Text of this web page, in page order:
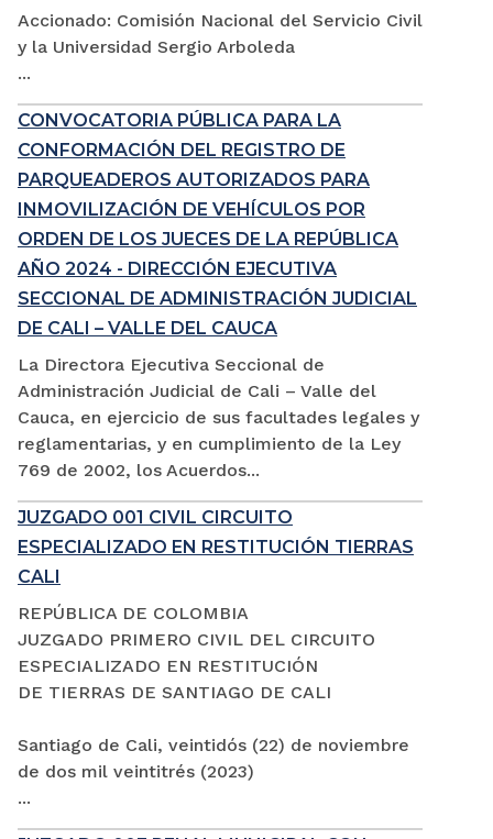
Accionado: Comisión Nacional del Servicio Civil
y la Universidad Sergio Arboleda
...
CONVOCATORIA PÚBLICA PARA LA
CONFORMACIÓN DEL REGISTRO DE
PARQUEADEROS AUTORIZADOS PARA
INMOVILIZACIÓN DE VEHÍCULOS POR
ORDEN DE LOS JUECES DE LA REPÚBLICA
AÑO 2024 - DIRECCIÓN EJECUTIVA
SECCIONAL DE ADMINISTRACIÓN JUDICIAL
DE CALI – VALLE DEL CAUCA
La Directora Ejecutiva Seccional de
Administración Judicial de Cali – Valle del
Cauca, en ejercicio de sus facultades legales y
reglamentarias, y en cumplimiento de la Ley
769 de 2002, los Acuerdos...
JUZGADO 001 CIVIL CIRCUITO
ESPECIALIZADO EN RESTITUCIÓN TIERRAS
CALI
REPÚBLICA DE COLOMBIA
JUZGADO PRIMERO CIVIL DEL CIRCUITO
ESPECIALIZADO EN RESTITUCIÓN
DE TIERRAS DE SANTIAGO DE CALI
Santiago de Cali, veintidós (22) de noviembre
de dos mil veintitrés (2023)
...